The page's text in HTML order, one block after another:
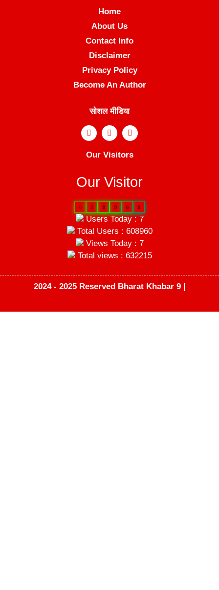
Home
About Us
Contact Info
Disclaimer
Privacy Policy
Become An Author
सोशल मीडिया
Our Visitors
Our Visitor
6 0 8 9 6 0
Users Today : 7
Total Users : 608960
Views Today : 7
Total views : 632215
2024 - 2025 Reserved Bharat Khabar 9 |